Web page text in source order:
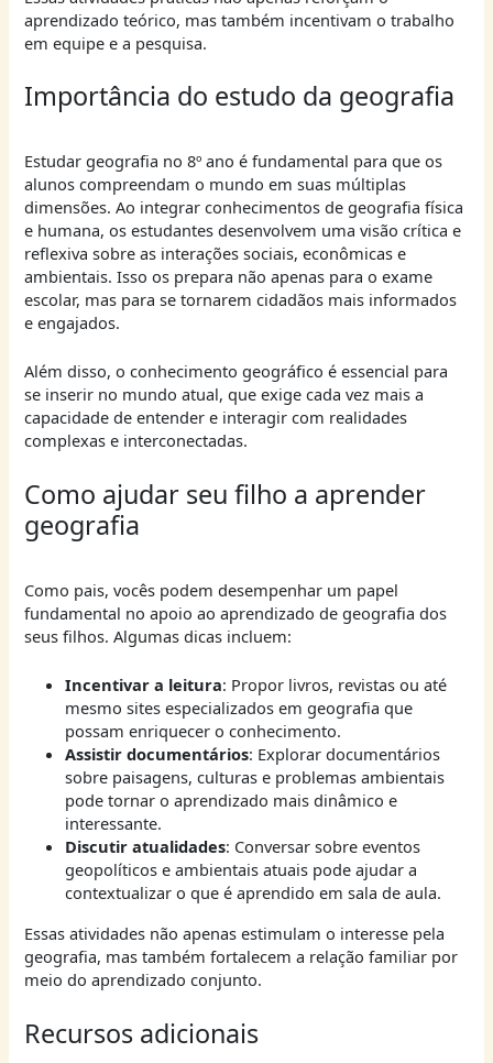
aprendizado teórico, mas também incentivam o trabalho
em equipe e a pesquisa.
Importância do estudo da geografia
Estudar geografia no 8º ano é fundamental para que os
alunos compreendam o mundo em suas múltiplas
dimensões. Ao integrar conhecimentos de geografia física
e humana, os estudantes desenvolvem uma visão crítica e
reflexiva sobre as interações sociais, econômicas e
ambientais. Isso os prepara não apenas para o exame
escolar, mas para se tornarem cidadãos mais informados
e engajados.
Além disso, o conhecimento geográfico é essencial para
se inserir no mundo atual, que exige cada vez mais a
capacidade de entender e interagir com realidades
complexas e interconectadas.
Como ajudar seu filho a aprender
geografia
Como pais, vocês podem desempenhar um papel
fundamental no apoio ao aprendizado de geografia dos
seus filhos. Algumas dicas incluem:
Incentivar a leitura: Propor livros, revistas ou até
mesmo sites especializados em geografia que
possam enriquecer o conhecimento.
Assistir documentários: Explorar documentários
sobre paisagens, culturas e problemas ambientais
pode tornar o aprendizado mais dinâmico e
interessante.
Discutir atualidades: Conversar sobre eventos
geopolíticos e ambientais atuais pode ajudar a
contextualizar o que é aprendido em sala de aula.
Essas atividades não apenas estimulam o interesse pela
geografia, mas também fortalecem a relação familiar por
meio do aprendizado conjunto.
Recursos adicionais